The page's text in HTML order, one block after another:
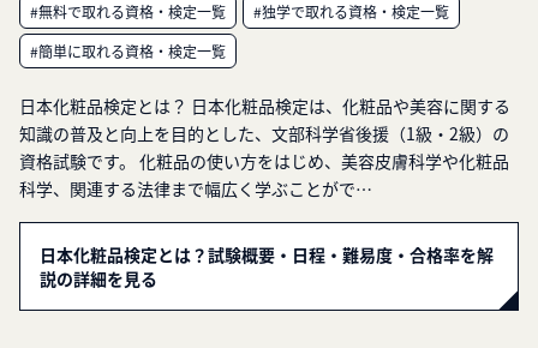
#無料で取れる資格・検定一覧
#独学で取れる資格・検定一覧
#簡単に取れる資格・検定一覧
日本化粧品検定とは？ 日本化粧品検定は、化粧品や美容に関する
知識の普及と向上を目的とした、文部科学省後援（1級・2級）の
資格試験です。 化粧品の使い方をはじめ、美容皮膚科学や化粧品
科学、関連する法律まで幅広く学ぶことがで…
日本化粧品検定とは？試験概要・日程・難易度・合格率を解
説の詳細を見る